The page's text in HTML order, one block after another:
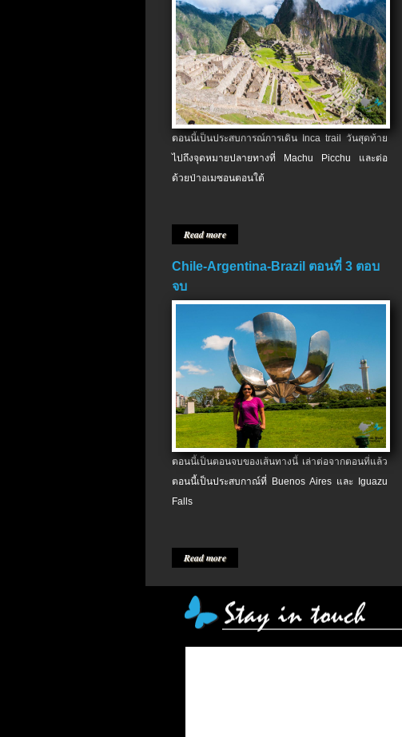
ตอนนี้เป็นประสบการณ์การเดิน Inca trail วันสุดท้าย
ไปถึงจุดหมายปลายทางที่ Machu Picchu และต่อ
ด้วยป่าอเมซอนตอนใต้
Read more
Chile-Argentina-Brazil ตอนที่ 3 ตอบ
จบ
ตอนนี้เป็นตอนจบของเส้นทางนี้ เล่าต่อจากตอนที่แล้ว
ตอนนี้เป็นประสบกาณ์ที่ Buenos Aires และ Iguazu
Falls
Read more